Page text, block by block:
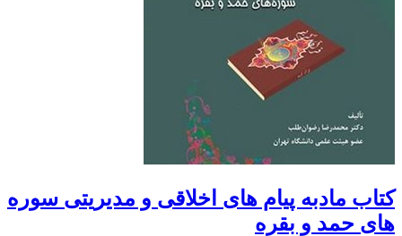
کتاب مادبه پیام های اخلاقی و مدیریتی سوره
های حمد و بقره